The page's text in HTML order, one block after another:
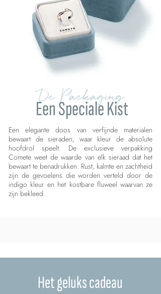
De Packaging
Een Speciale Kist
Een elegante doos van verfijnde materialen
bewaart de sieraden, waar kleur de absolute
hoofdrol speelt. De exclusieve verpakking
Comete weet de waarde van elk sieraad dat het
bewaart te benadrukken. Rust, kalmte en zachtheid
zijn de gevoelens die worden verteld door de
indigo kleur en het kostbare fluweel waarvan ze
zijn bekleed.
Het geluks cadeau